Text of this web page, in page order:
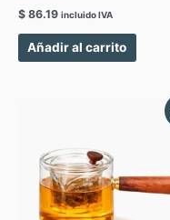
$ 86.19 incluido IVA
Añadir al carrito
$ 27.50.$ 24.75.